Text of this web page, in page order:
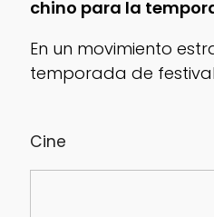
Cine
chino para la
En un movimiento
temporada de